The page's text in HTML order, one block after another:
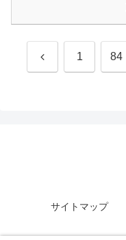
前 1 84
サイトマップ